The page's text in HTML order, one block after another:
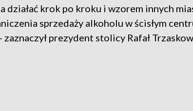
działać krok po kroku i wzorem innych
sprzedaży alkoholu w ścisłym
zaznaczył prezydent stolicy Rafał